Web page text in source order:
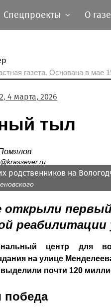
Спецпроекты О
газета. Основана в мае
4 марта, 2026
тыл
родственников на
открыли
центр для
на улице
почти 120
победа